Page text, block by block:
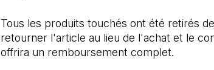
Tous les produits touchés ont été retirés
retourner l'article au lieu de l'achat et le
offrira un remboursement complet.